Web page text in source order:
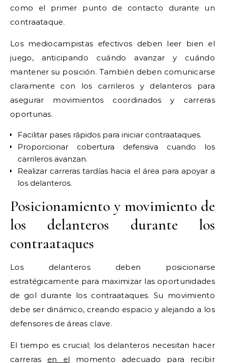
como el primer punto de contacto durante un
contraataque.
Los mediocampistas efectivos deben leer bien el
juego, anticipando cuándo avanzar y cuándo
mantener su posición. También deben comunicarse
claramente con los carrileros y delanteros para
asegurar movimientos coordinados y carreras
oportunas.
Facilitar pases rápidos para iniciar contraataques.
Proporcionar cobertura defensiva cuando los
carrileros avanzan.
Realizar carreras tardías hacia el área para apoyar a
los delanteros.
Posicionamiento y movimiento de
los delanteros durante los
contraataques
Los delanteros deben posicionarse
estratégicamente para maximizar las oportunidades
de gol durante los contraataques. Su movimiento
debe ser dinámico, creando espacio y alejando a los
defensores de áreas clave.
El tiempo es crucial; los delanteros necesitan hacer
carreras en el momento adecuado para recibir